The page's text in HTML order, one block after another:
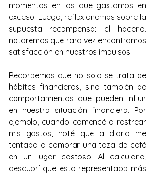
momentos en los que gastamos en
exceso. Luego, reflexionemos sobre la
supuesta recompensa; al hacerlo,
notaremos que rara vez encontramos
satisfacción en nuestros impulsos.
Recordemos que no solo se trata de
hábitos financieros, sino también de
comportamientos que pueden influir
en nuestra situación financiera. Por
ejemplo, cuando comencé a rastrear
mis gastos, noté que a diario me
tentaba a comprar una taza de café
en un lugar costoso. Al calcularlo,
descubrí que esto representaba más